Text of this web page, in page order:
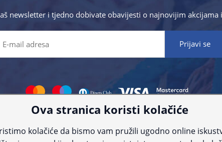
newsletter i tjedno dobivate obavijesti o najnovijim akcijama
informacije kontaktirajte nas putem telefona:+385 23 231 761ili e-
Ova stranica koristi kolačiće
kolačiće da bismo vam pružili ugodno online